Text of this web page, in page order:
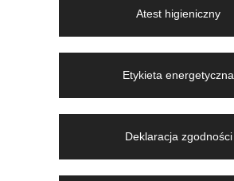
Atest higieniczny
Etykieta energetyczna
Deklaracja zgodności